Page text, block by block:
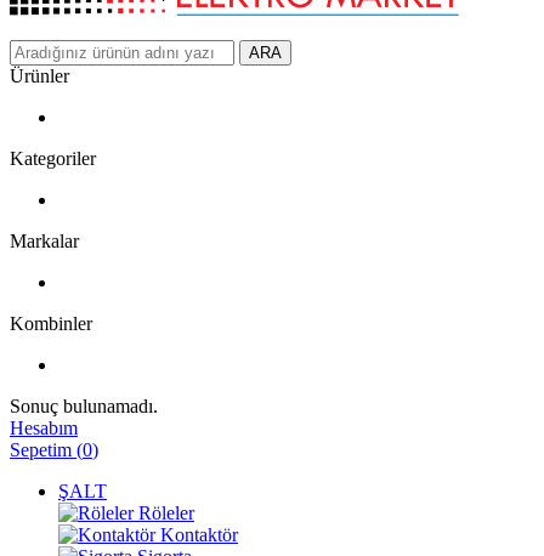
ARA
Ürünler
Kategoriler
Markalar
Kombinler
Sonuç bulunamadı.
Hesabım
Sepetim (0)
ŞALT
Röleler
Kontaktör